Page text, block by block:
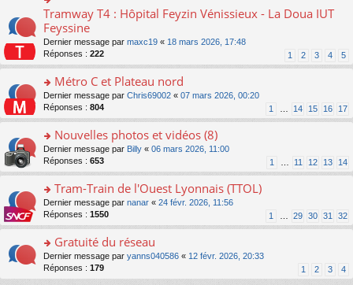
e
nt
pl
u
s
ré
c
e
o
n
lu
le
pl
u
s
ré
c
s
g
e
n
lu
le
pl
u
s
ré
c
le
m
e
s
s
a
g
e
n
o
n
lu
le
pl
u
ré
c
e
nt
o
n
ult
er
le
m
e
s
s
a
g
e
n
o
n
lu
le
pl
s
ré
c
Tramway T4 : Hôpital Feyzin Vénissieux - La Doua IUT
Feyssine
Dernier message par maxc19 « 18 mars 2026, 17:48
Réponses : 222 1 2 3 4 5
o
n
s
ult
er
le
m
e
s
s
a
g
n
o
n
Métro C et Plateau nord
Dernier message par Chris69002 « 07 mars 2026, 00:20
Réponses : 804 1 14 15 16 17
o
n
s
ult
er
le
m
e
s
s
a
g
Nouvelles photos et vidéos (8)
Dernier message par Billy « 06 mars 2026, 11:00
Réponses : 653 1 11 12 13 14
o
n
s
ult
er
le
m
Tram-Train de l'Ouest Lyonnais (TTOL)
Dernier message par nanar « 24 févr. 2026, 11:56
Réponses : 1550 1 29 30 31 32
o
n
s
Gratuité du réseau
Dernier message par yanns040586 « 12 févr. 2026, 20:33
Réponses : 179 1 2 3 4